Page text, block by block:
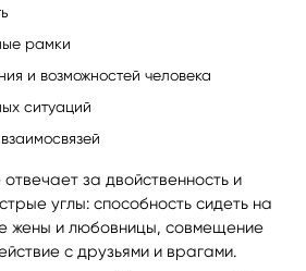
рамки
и возможностей человека
ситуаций
за двойственность и
углы: способность сидеть на
жены и любовницы, совмещение
с друзьями и врагами.